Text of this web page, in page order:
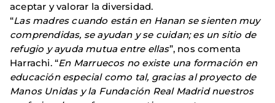
aceptar y valorar la diversidad.
“Las madres cuando están en Hanan se sienten muy
comprendidas, se ayudan y se cuidan; es un sitio de
refugio y ayuda mutua entre ellas”, nos comenta
Harrachi. “En Marruecos no existe una formación en
educación especial como tal, gracias al proyecto de
Manos Unidas y la Fundación Real Madrid nuestros